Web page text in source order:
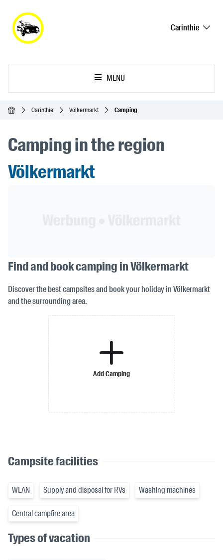
Carinthie
MENU
AccueilCarinthie Völkermarkt Camping
Camping in the region
Völkermarkt
Find and book camping in Völkermarkt
Discover the best campsites and book your holiday in Völkermarkt
and the surrounding area.
Add Camping
Campsite facilities
WLAN Supply and disposal for RVs Washing machines
Central campfire area
Types of vacation